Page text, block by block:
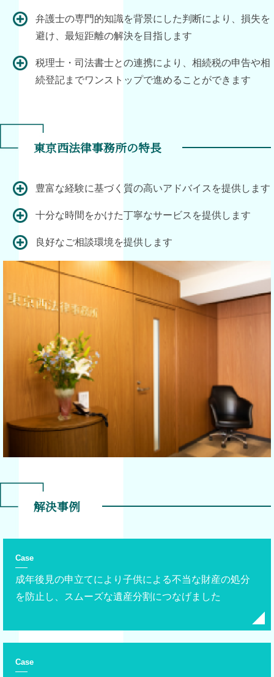
弁護士の専門的知識を背景にした判断により、損失を
避け、最短距離の解決を目指します
税理士・司法書士との連携により、相続税の申告や相
続登記までワンストップで進めることができます
東京西法律事務所の特長
豊富な経験に基づく質の高いアドバイスを提供します
十分な時間をかけた丁寧なサービスを提供します
良好なご相談環境を提供します
解決事例
Case
成年後見の申立てにより子供による不当な財産の処分
を防止し、スムーズな遺産分割につなげました
Case